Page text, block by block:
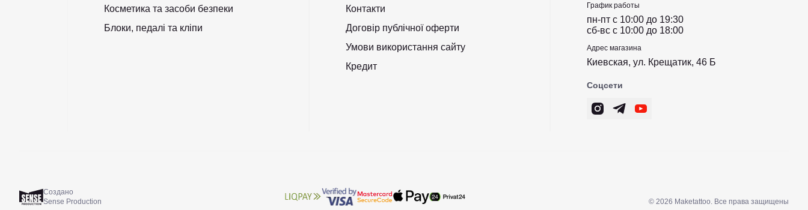
Косметика та засоби безпеки
Блоки, педалі та кліпи
Контакти
Договір публічної оферти
Умови використання сайту
Кредит
График работы
пн-пт c 10:00 до 19:30
сб-вс c 10:00 до 18:00
Адрес магазина
Киевская, ул. Крещатик, 46 Б
Соцсети
Создано
Sense Production
© 2026 Maketattoo. Все права защищены